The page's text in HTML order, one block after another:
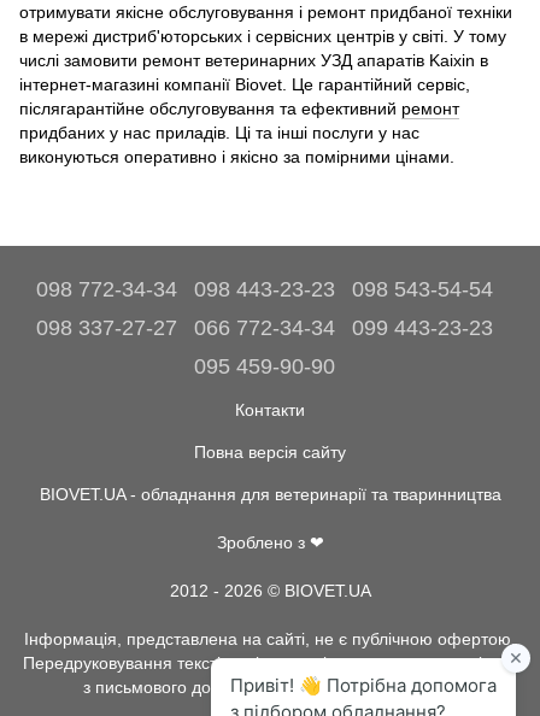
отримувати якісне обслуговування і ремонт придбаної техніки
в мережі дистриб'юторських і сервісних центрів у світі. У тому
числі замовити ремонт ветеринарних УЗД апаратів Kaixin в
інтернет-магазині компанії Biovet. Це гарантійний сервіс,
післягарантійне обслуговування та ефективний ремонт
придбаних у нас приладів. Ці та інші послуги у нас
виконуються оперативно і якісно за помірними цінами.
098 772-34-34 098 443-23-23
098 543-54-54
098 337-27-27
066 772-34-34
099 443-23-23
095 459-90-90
Контакти
Повна версія сайту
BIOVET.UA - обладнання для ветеринарії та тваринництва
Зроблено з ❤
2012 - 2026 © BIOVET.UA
Інформація, представлена на сайті, не є публічною офертою.
Передруковування текстів та інше копіювання, можливо тільки
з письмового дозволу адміністрації BIOVET.UA.